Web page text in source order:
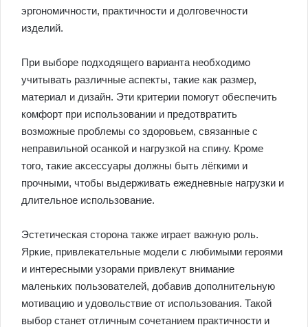
эргономичности, практичности и долговечности
изделий.
При выборе подходящего варианта необходимо
учитывать различные аспекты, такие как размер,
материал и дизайн. Эти критерии помогут обеспечить
комфорт при использовании и предотвратить
возможные проблемы со здоровьем, связанные с
неправильной осанкой и нагрузкой на спину. Кроме
того, такие аксессуары должны быть лёгкими и
прочными, чтобы выдерживать ежедневные нагрузки и
длительное использование.
Эстетическая сторона также играет важную роль.
Яркие, привлекательные модели с любимыми героями
и интересными узорами привлекут внимание
маленьких пользователей, добавив дополнительную
мотивацию и удовольствие от использования. Такой
выбор станет отличным сочетанием практичности и